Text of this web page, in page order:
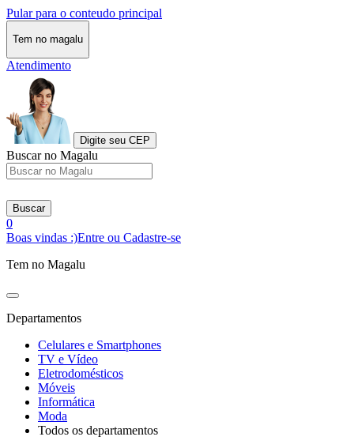
Pular para o conteudo principal
Tem no magalu
Atendimento
Digite seu CEP
Buscar no Magalu
Buscar
0
Boas vindas :)Entre ou Cadastre-se
Tem no Magalu
Departamentos
Celulares e Smartphones
TV e Vídeo
Eletrodomésticos
Móveis
Informática
Moda
Todos os departamentos